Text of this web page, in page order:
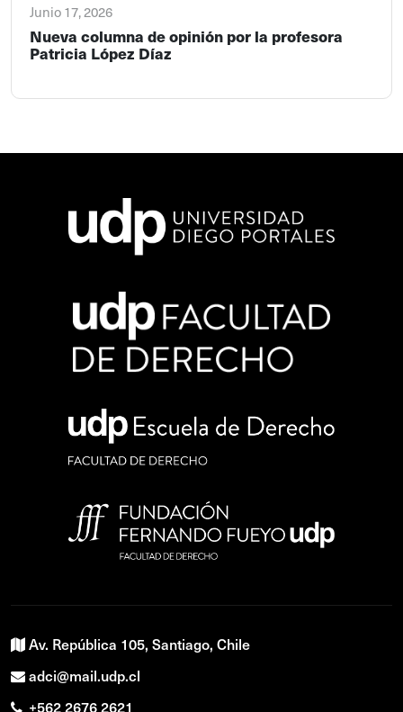
Junio 17, 2026
Nueva columna de opinión por la profesora
Patricia López Díaz
Av. República 105, Santiago, Chile
adci@mail.udp.cl
+562 2676 2621